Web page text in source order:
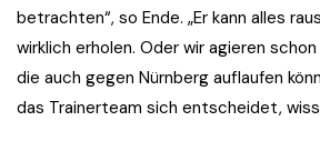
betrachten“, so Ende. „Er kann alles
wirklich erholen. Oder wir agieren
die auch gegen Nürnberg auflaufen
das Trainerteam sich entscheidet,